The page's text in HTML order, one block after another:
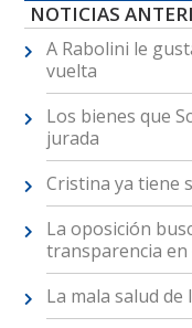
NOTICIAS
A Rabolini le
vuelta
Los bienes que
jurada
Cristina ya tiene
La oposición
transparencia
La mala salud de